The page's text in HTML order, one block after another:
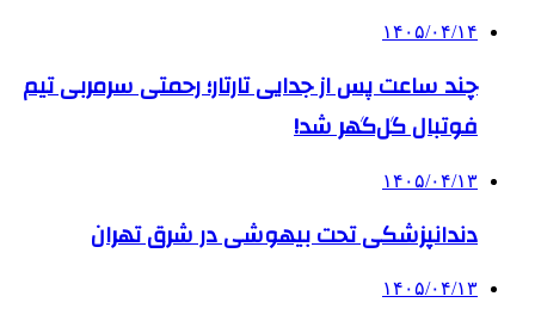
۱۴۰۵/۰۴/۱۴
چند ساعت پس از جدایی تارتار؛ رحمتی سرمربی تیم
فوتبال گل‌گهر شد!
۱۴۰۵/۰۴/۱۳
دندانپزشکی تحت بیهوشی در شرق تهران
۱۴۰۵/۰۴/۱۳